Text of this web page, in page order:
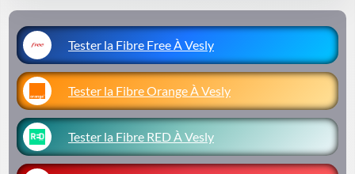
Tester la Fibre Free À Vesly
Tester la Fibre Orange À Vesly
Tester la Fibre RED À Vesly